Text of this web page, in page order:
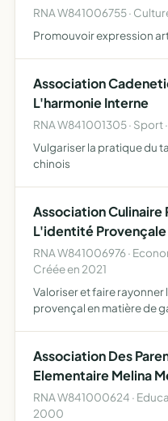
RNA W841006755 ·
Promouvoir expression
Association
L'harmonie Interne
RNA W841001305 · Sport
Vulgariser la pratique du
chinois
Association Culinaire
L'identité
RNA W841006976 ·
Créée en 2021
Valoriser et faire
provençal en matière de
Association Des
Elementaire Melina
RNA W841000624 ·
2000